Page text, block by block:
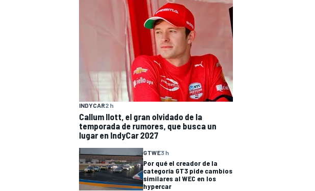
INDYCAR2 h
Callum Ilott, el gran olvidado de la
temporada de rumores, que busca un
lugar en IndyCar 2027
GTWE3 h
Por qué el creador de la
categoría GT3 pide cambios
similares al WEC en los
hypercar